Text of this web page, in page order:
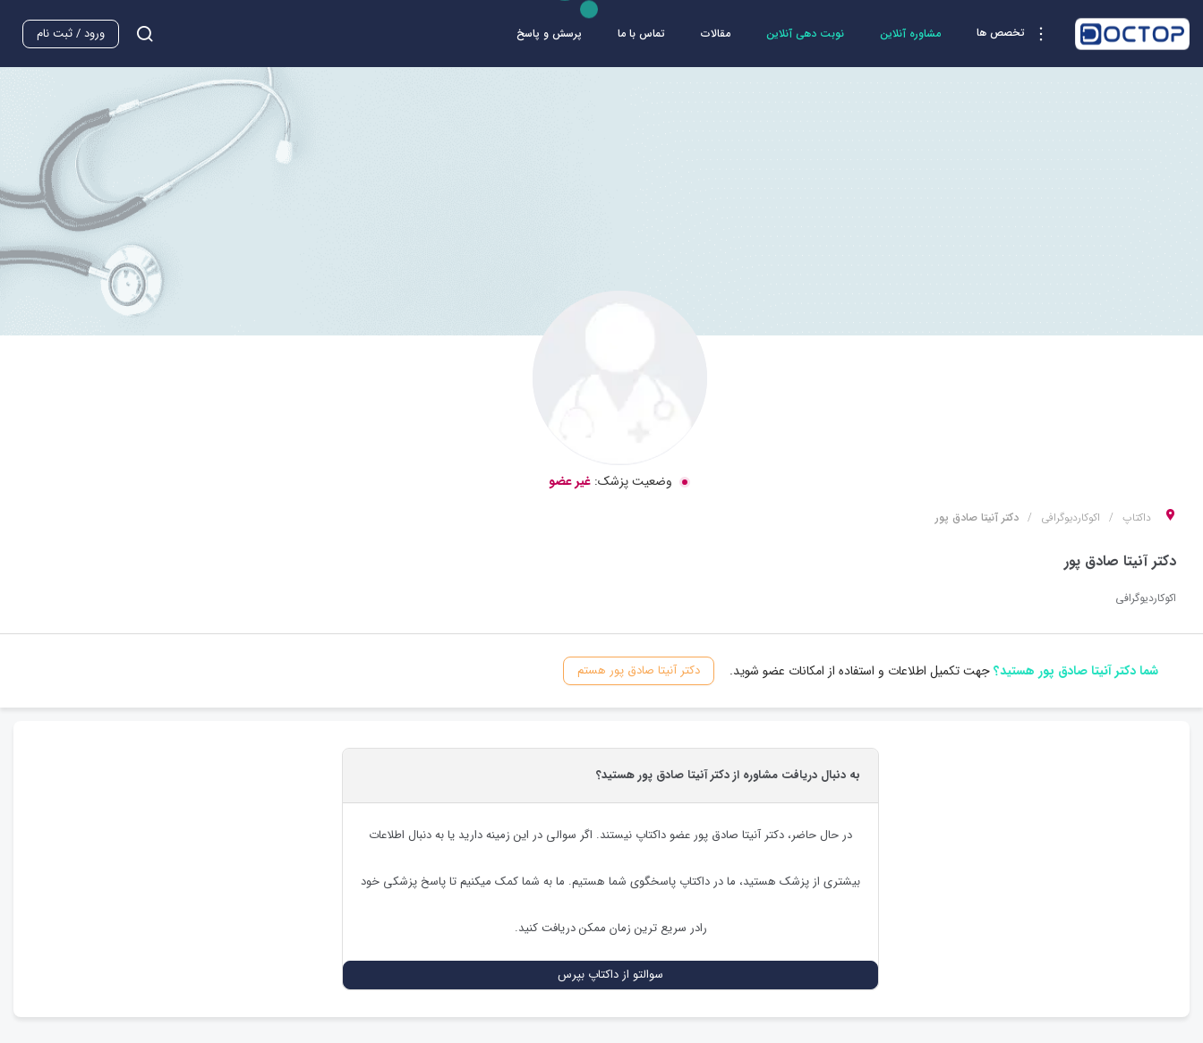
تخصص ها مشاوره آنلاین نوبت دهی آنلاین مقالات تماس با ما پرسش و پاسخ ورود / ثبت نام
وضعیت پزشک: غیر عضو
داکتاپ اکوکاردیوگرافی دکتر آنیتا صادق پور
دکتر آنیتا صادق پور
اکوکاردیوگرافی
شما دکتر آنیتا صادق پور هستید؟جهت تکمیل اطلاعات و استفاده از امکانات عضو شوید. دکتر آنیتا صادق پور هستم
به دنبال دریافت مشاوره از دکتر آنیتا صادق پور هستید؟
در حال حاضر، دکتر آنیتا صادق پورعضو داکتاپ نیستند. اگر سوالی در این زمینه دارید یا به دنبال اطلاعات
بیشتری از پزشک هستید، ما در داکتاپ پاسخگوی شما هستیم. ما به شما کمک میکنیم تا پاسخ پزشکی خود
رادر سریع ترین زمان ممکن دریافت کنید.
سوالتو از داکتاپ بپرس